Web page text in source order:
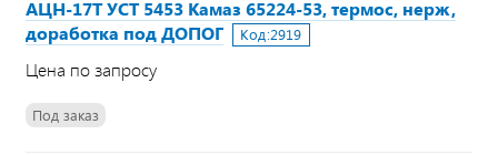
АЦН-17Т УСТ 5453 Камаз 65224-53, термос, нерж,
доработка под ДОПОГ
Код:2919
Цена по запросу
Под заказ